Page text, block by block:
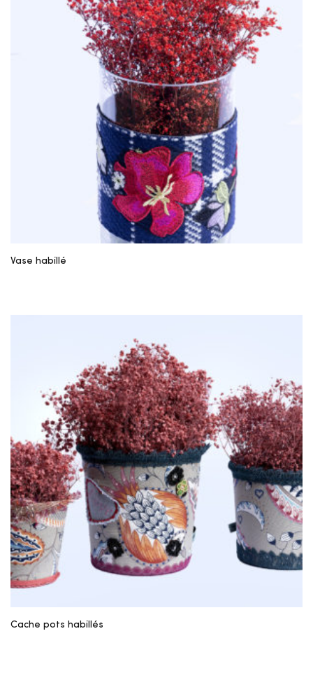
Vase habillé
Cache pots habillés